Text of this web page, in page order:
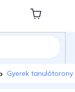
Kosár
Gyerek